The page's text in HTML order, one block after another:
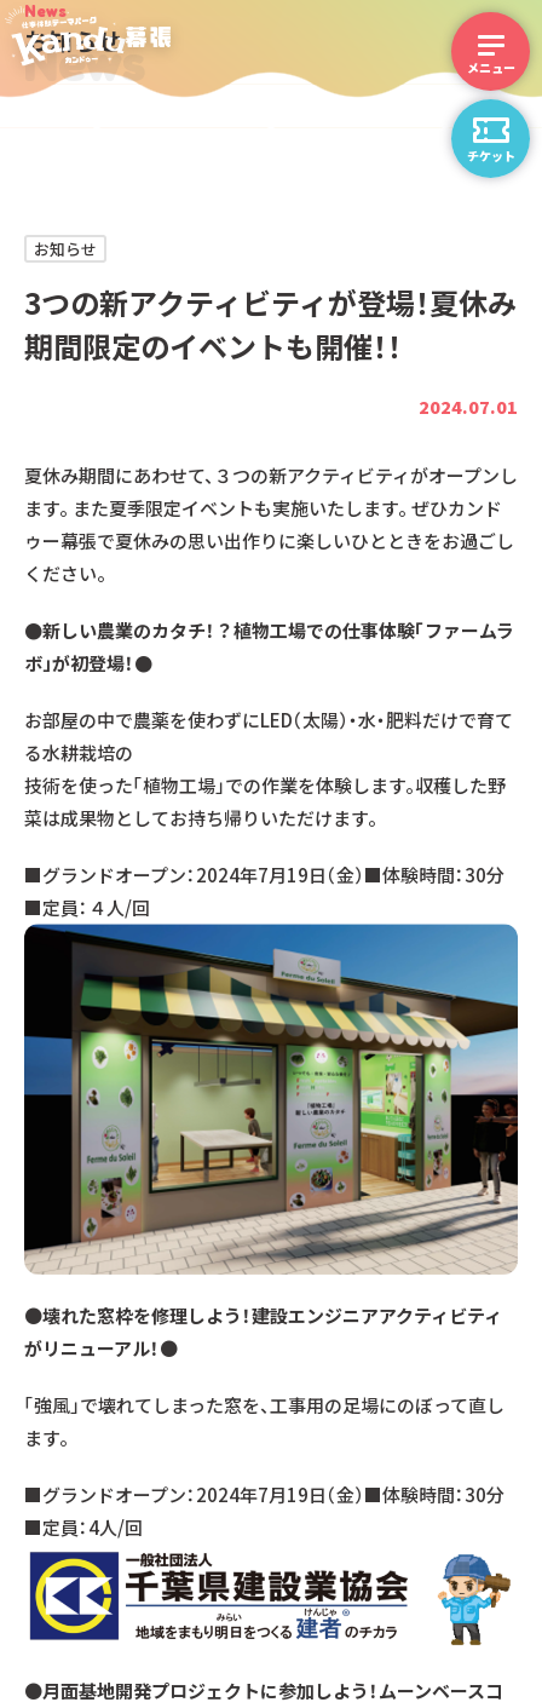
チケット
News
News
お知らせ
お知らせ
3つの新アクティビティが登場！夏休み
期間限定のイベントも開催！！
2024.07.01
夏休み期間にあわせて、３つの新アクティビティがオープンし
ます。 また夏季限定イベントも実施いたします。 ぜひカンド
ゥー幕張で夏休みの思い出作りに楽しいひとときをお過ごし
ください。
●新しい農業のカタチ！？植物工場での仕事体験「ファームラ
ボ」が初登場！●
お部屋の中で農薬を使わずにLED（太陽）・水・肥料だけで育て
る水耕栽培の
技術を使った「植物工場」での作業を体験します。収穫した野
菜は成果物としてお持ち帰りいただけます。
■グランドオープン：2024年7月19日（金）■体験時間：30分
■定員：４人/回
●壊れた窓枠を修理しよう！建設エンジニアアクティビティ
がリニューアル！●
「強風」で壊れてしまった窓を、工事用の足場にのぼって直し
ます。
■グランドオープン：2024年7月19日（金）■体験時間：30分
■定員：4人/回
●月面基地開発プロジェクトに参加しよう！ムーンベースコ